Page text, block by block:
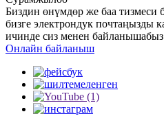
Биздин өнүмдөр же баа тизмеси
бизге электрондук почтаңызды
ичинде сиз менен
Онлайн байланыш